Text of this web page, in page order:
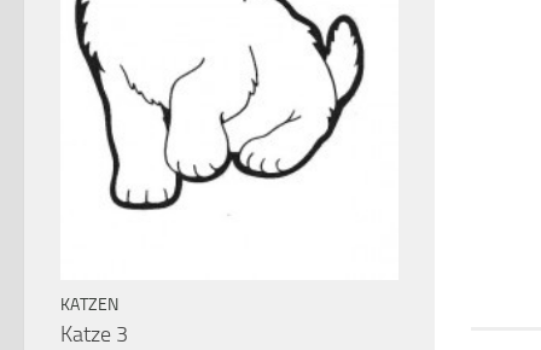
KATZEN
Katze 3